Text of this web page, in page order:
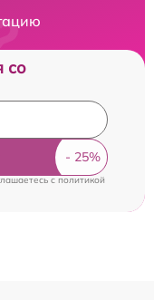
со
c политикой